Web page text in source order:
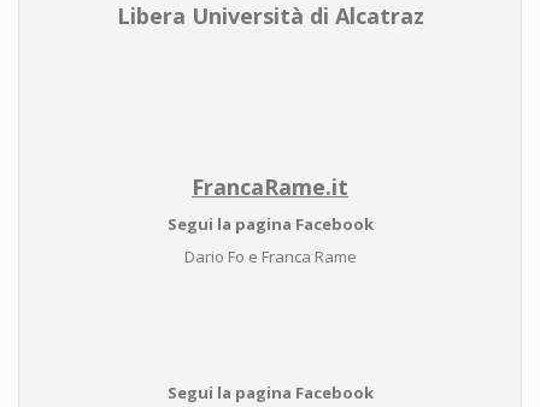
Libera Università di Alcatraz
FrancaRame.it
Segui la pagina Facebook
Dario Fo e Franca Rame
Segui la pagina Facebook